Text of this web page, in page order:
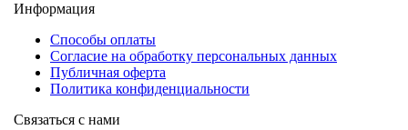
Информация
Способы оплаты
Согласие на обработку персональных данных
Публичная оферта
Политика конфиденциальности
Связаться с нами